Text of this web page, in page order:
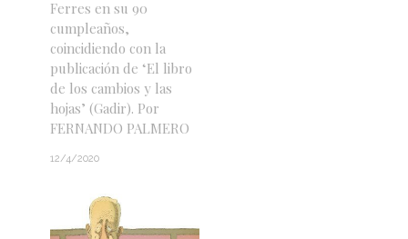
Ferres en su 90
cumpleaños,
coincidiendo con la
publicación de ‘El libro
de los cambios y las
hojas’ (Gadir). Por
FERNANDO PALMERO
12/4/2020